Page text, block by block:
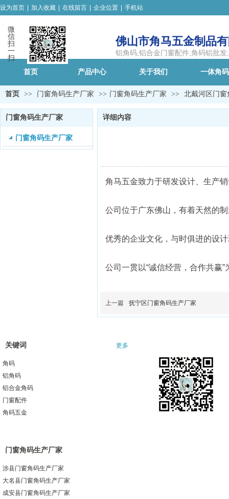
佛山市角马五金制品
铝角码,铝合金门窗配件,角码铝批
微
信
扫
一
扫
设为首页 加入收藏 在线留言 企业位置 手机站
首页 产品中心 关于我们 一体角码
首页 >> 门窗角码生产厂家 >> 门窗角码生产厂家 >> 北戴河区门
门窗角码生产厂家
门窗角码生产厂家
详细内容
角马五金致力于研发设计、生产
公司位于广东佛山，有着天然的
优秀的企业文化，与时俱进的设
公司一贯以“诚信经营，合作共赢
上一篇 抚宁区门窗角码生产厂家
关键词 更多
角码
铝角码
铝合金角码
门窗配件
角码五金
门窗角码生产厂家
涉县门窗角码生产厂家
大名县门窗角码生产厂家
成安县门窗角码生产厂家